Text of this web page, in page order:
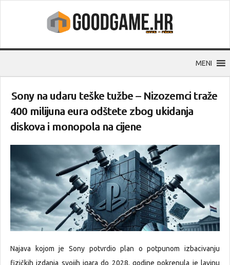
MENI
Sony na udaru teške tužbe – Nizozemci traže
400 milijuna eura odštete zbog ukidanja
diskova i monopola na cijene
Najava kojom je Sony potvrdio plan o potpunom izbacivanju
fizičkih izdanja svojih igara do 2028. godine pokrenula je lavinu